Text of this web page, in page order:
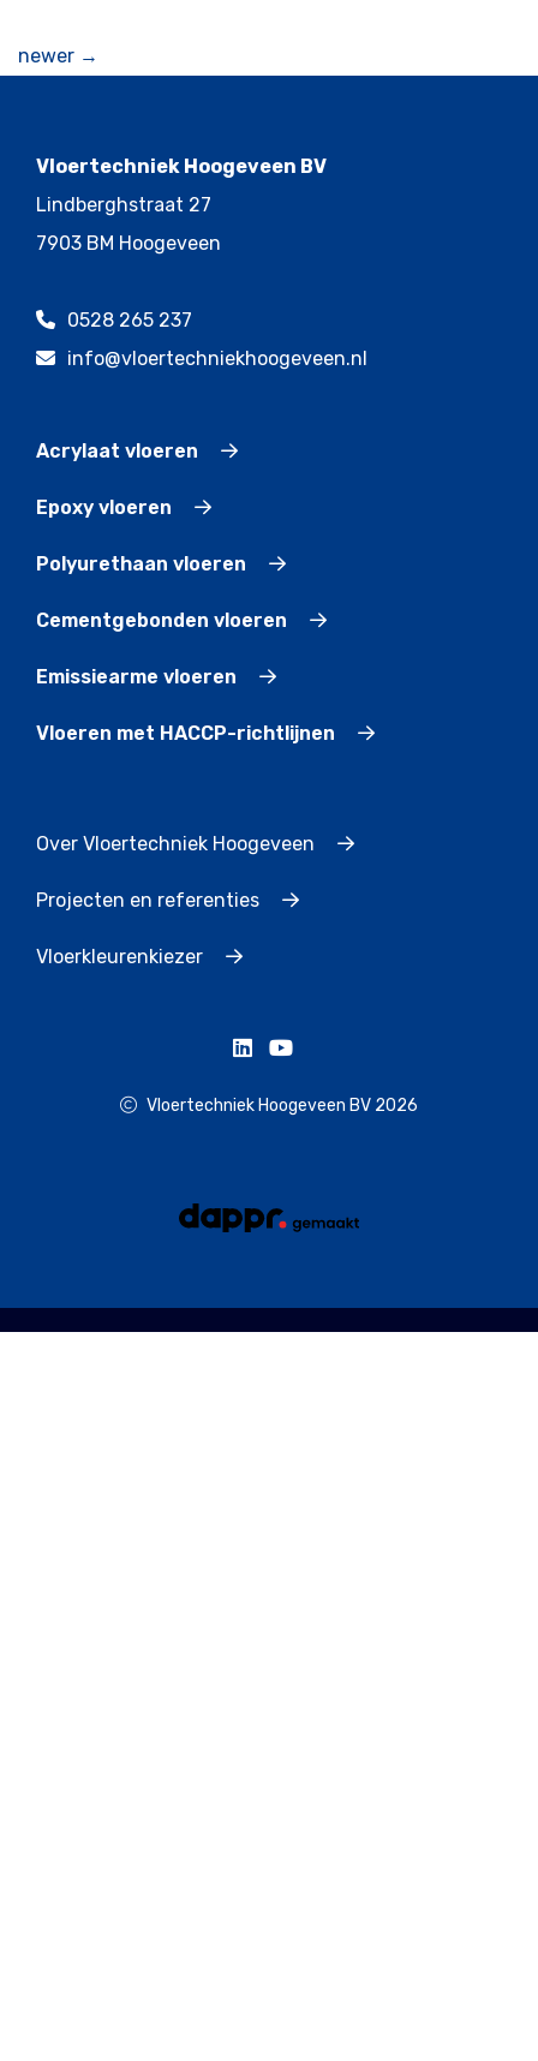
Berichtennavigatie
newer →
Vloertechniek Hoogeveen BV
Lindberghstraat 27
7903 BM Hoogeveen
0528 265 237
info@vloertechniekhoogeveen.nl
Acrylaat vloeren
Epoxy vloeren
Polyurethaan vloeren
Cementgebonden vloeren
Emissiearme vloeren
Vloeren met HACCP-richtlijnen
Over Vloertechniek Hoogeveen
Projecten en referenties
Vloerkleurenkiezer
Vloertechniek Hoogeveen BV 2026